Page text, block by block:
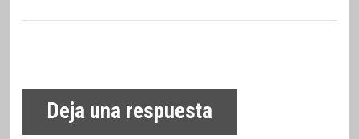
Deja una respuesta